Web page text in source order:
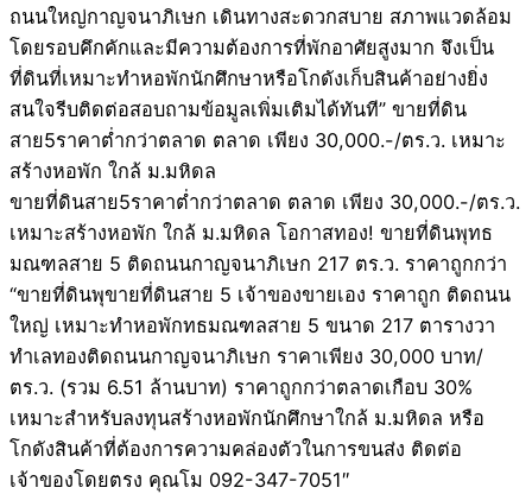
ถนนใหญ่กาญจนาภิเษก เดินทางสะดวกสบาย สภาพแวดล้อม
โดยรอบคึกคักและมีความต้องการที่พักอาศัยสูงมาก จึงเป็น
ที่ดินที่เหมาะทำหอพักนักศึกษาหรือโกดังเก็บสินค้าอย่างยิ่ง
สนใจรีบติดต่อสอบถามข้อมูลเพิ่มเติมได้ทันที” ขายที่ดิน
สาย5ราคาต่ำกว่าตลาด ตลาด เพียง 30,000.-/ตร.ว. เหมาะ
สร้างหอพัก ใกล้ ม.มหิดล
ขายที่ดินสาย5ราคาต่ำกว่าตลาด ตลาด เพียง 30,000.-/ตร.ว.
เหมาะสร้างหอพัก ใกล้ ม.มหิดล โอกาสทอง! ขายที่ดินพุทธ
มณฑลสาย 5 ติดถนนกาญจนาภิเษก 217 ตร.ว. ราคาถูกกว่า
“ขายที่ดินพุขายที่ดินสาย 5 เจ้าของขายเอง ราคาถูก ติดถนน
ใหญ่ เหมาะทำหอพักทธมณฑลสาย 5 ขนาด 217 ตารางวา
ทำเลทองติดถนนกาญจนาภิเษก ราคาเพียง 30,000 บาท/
ตร.ว. (รวม 6.51 ล้านบาท) ราคาถูกกว่าตลาดเกือบ 30%
เหมาะสำหรับลงทุนสร้างหอพักนักศึกษาใกล้ ม.มหิดล หรือ
โกดังสินค้าที่ต้องการความคล่องตัวในการขนส่ง ติดต่อ
เจ้าของโดยตรง คุณโม 092-347-7051″